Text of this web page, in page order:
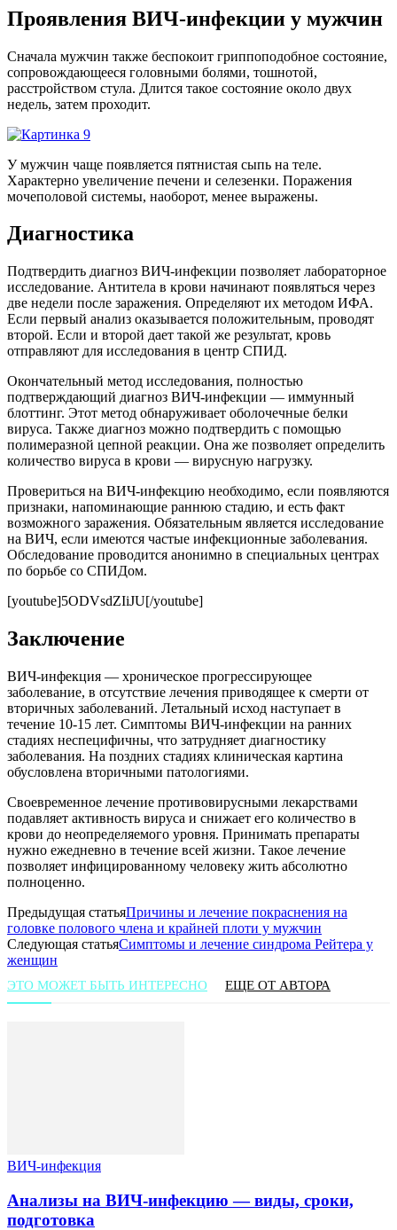
Проявления ВИЧ-инфекции у мужчин
Сначала мужчин также беспокоит гриппоподобное состояние,
сопровождающееся головными болями, тошнотой,
расстройством стула. Длится такое состояние около двух
недель, затем проходит.
У мужчин чаще появляется пятнистая сыпь на теле.
Характерно увеличение печени и селезенки. Поражения
мочеполовой системы, наоборот, менее выражены.
Диагностика
Подтвердить диагноз ВИЧ-инфекции позволяет лабораторное
исследование. Антитела в крови начинают появляться через
две недели после заражения. Определяют их методом ИФА.
Если первый анализ оказывается положительным, проводят
второй. Если и второй даeт такой же результат, кровь
отправляют для исследования в центр СПИД.
Окончательный метод исследования, полностью
подтверждающий диагноз ВИЧ-инфекции — иммунный
блоттинг. Этот метод обнаруживает оболочечные белки
вируса. Также диагноз можно подтвердить с помощью
полимеразной цепной реакции. Она же позволяет определить
количество вируса в крови — вирусную нагрузку.
Провериться на ВИЧ-инфекцию необходимо, если появляются
признаки, напоминающие раннюю стадию, и есть факт
возможного заражения. Обязательным является исследование
на ВИЧ, если имеются частые инфекционные заболевания.
Обследование проводится анонимно в специальных центрах
по борьбе со СПИДом.
[youtube]5ODVsdZIiJU[/youtube]
Заключение
ВИЧ-инфекция — хроническое прогрессирующее
заболевание, в отсутствие лечения приводящее к смерти от
вторичных заболеваний. Летальный исход наступает в
течение 10-15 лет. Симптомы ВИЧ-инфекции на ранних
стадиях неспецифичны, что затрудняет диагностику
заболевания. На поздних стадиях клиническая картина
обусловлена вторичными патологиями.
Своевременное лечение противовирусными лекарствами
подавляет активность вируса и снижает его количество в
крови до неопределяемого уровня. Принимать препараты
нужно ежедневно в течение всей жизни. Такое лечение
позволяет инфицированному человеку жить абсолютно
полноценно.
Предыдущая статьяПричины и лечение покраснения на
головке полового члена и крайней плоти у мужчин
Следующая статьяСимптомы и лечение синдрома Рейтера у
женщин
ЭТО МОЖЕТ БЫТЬ ИНТЕРЕСНО ЕЩЕ ОТ АВТОРА
ВИЧ-инфекция
Анализы на ВИЧ-инфекцию — виды, сроки,
подготовка